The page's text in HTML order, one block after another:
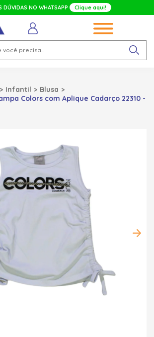
DÚVIDAS NO WHATSAPP Clique aqui!
Infantil
Blusa
Colors com Aplique Cadarço 22310 -